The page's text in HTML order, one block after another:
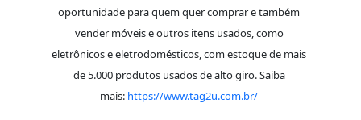
oportunidade para quem quer comprar e também
vender móveis e outros itens usados, como
eletrônicos e eletrodomésticos, com estoque de mais
de 5.000 produtos usados de alto giro. Saiba
mais: https://www.tag2u.com.br/